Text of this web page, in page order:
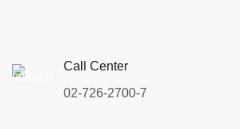
Call Center
02-726-2700-7